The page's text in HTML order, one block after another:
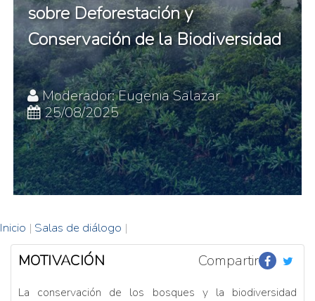
sobre Deforestación y
Conservación de la Biodiversidad
Moderador: Eugenia Salazar
25/08/2025
Inicio | Salas de diálogo |
MOTIVACIÓN Compartir
La conservación de los bosques y la biodiversidad